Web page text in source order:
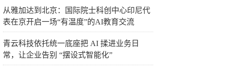
从雅加达到北京：国际院士科创中心印尼代
表在京开启一场“有温度”的AI教育交流
青云科技依托统一底座把 AI 揉进业务日
常，让企业告别 “摆设式智能化”